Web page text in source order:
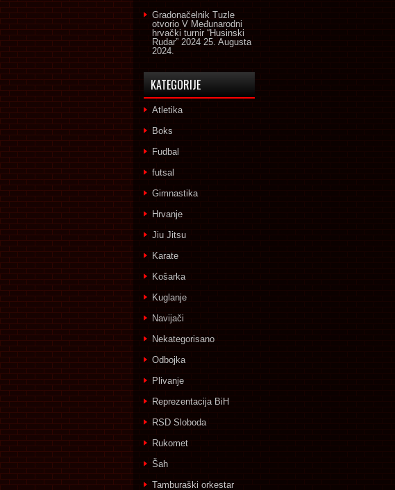
Gradonačelnik Tuzle
otvorio V Međunarodni
hrvački turnir “Husinski
Rudar” 2024 25. Augusta
2024.
KATEGORIJE
Atletika
Boks
Fudbal
futsal
Gimnastika
Hrvanje
Jiu Jitsu
Karate
Košarka
Kuglanje
Navijači
Nekategorisano
Odbojka
Plivanje
Reprezentacija BiH
RSD Sloboda
Rukomet
Šah
Tamburaški orkestar